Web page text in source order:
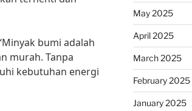
bumi adalah
murah. Tanpa
kebutuhan energi
May 2025
April 2025
March 2025
February 2025
January 2025